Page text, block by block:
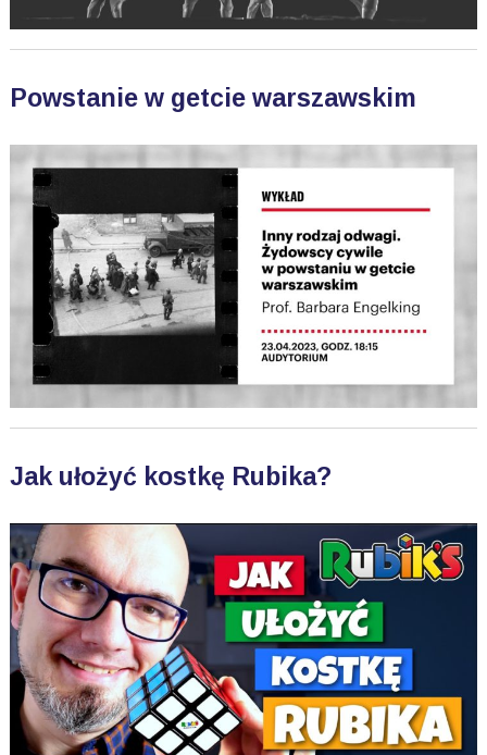
Powstanie w getcie warszawskim
Jak ułożyć kostkę Rubika?